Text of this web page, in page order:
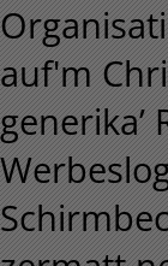
auf'm